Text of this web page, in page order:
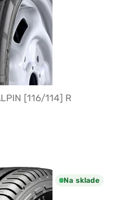
[116/114] R
Na sklade